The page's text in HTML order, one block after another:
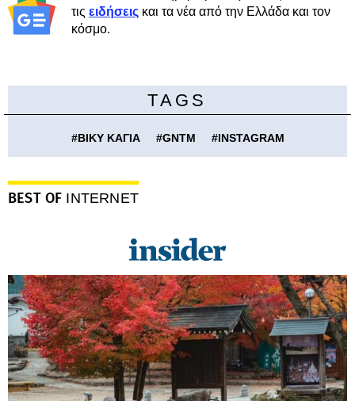
τις ειδήσεις και τα νέα από την Ελλάδα και τον
κόσμο.
TAGS
#ΒΙΚΥ ΚΑΓΙΑ #GNTM #INSTAGRAM
BEST OF INTERNET